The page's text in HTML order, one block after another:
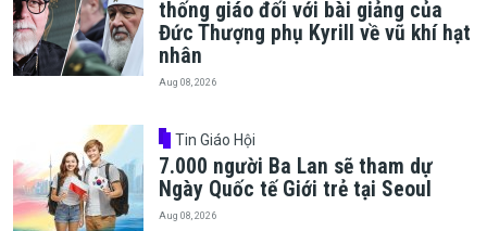
thống giáo đối với bài giảng của
Đức Thượng phụ Kyrill về vũ khí hạt
nhân
Aug 08, 2026
Tin Giáo Hội
7.000 người Ba Lan sẽ tham dự
Ngày Quốc tế Giới trẻ tại Seoul
Aug 08, 2026